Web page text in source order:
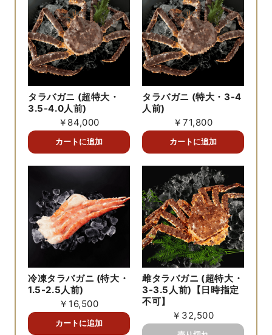
タラバガニ (超特大・
3.5-4.0人前)
￥84,000
タラバガニ (特大・3-4
人前)
￥71,800
冷凍タラバガニ (特大・
1.5-2.5人前)
￥16,500
雌タラバガニ (超特大・
3-3.5人前)【日時指定
不可】
￥32,500